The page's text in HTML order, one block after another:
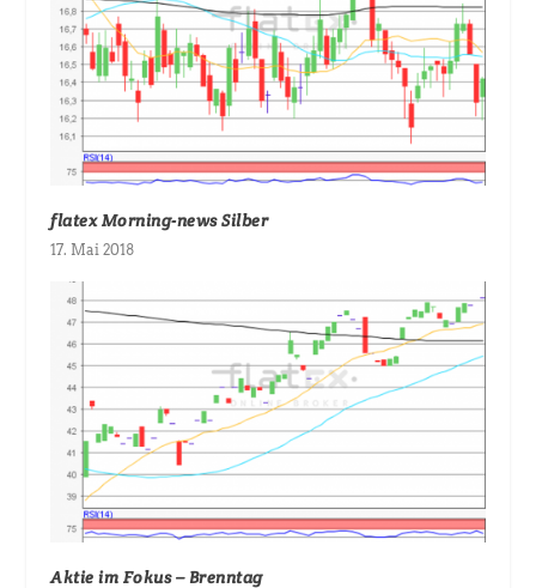
flatex Morning-news Silber
17. Mai 2018
Aktie im Fokus – Brenntag